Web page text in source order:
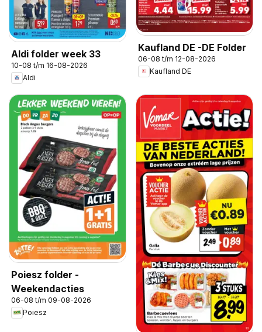
Aldi folder week 33
10-08 t/m 16-08-2026
Aldi
Kaufland DE -DE Folder
06-08 t/m 12-08-2026
Kaufland DE
Poiesz folder -
Weekendacties
06-08 t/m 09-08-2026
Poiesz